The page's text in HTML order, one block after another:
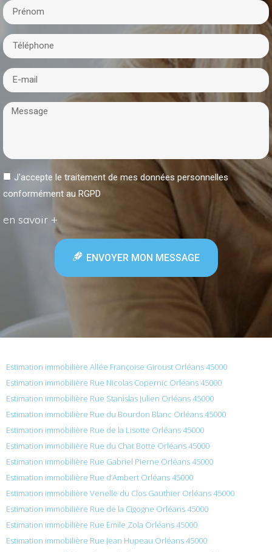
J'accepte le traitement de mes données personnelles
conformément au RGPD
en savoir +
ENVOYER MON MESSAGE
Estimation immobilière Allée Françoise Giroust Orléans 45000
Estimation immobilière Rue Nicolas Copernic Orléans 45000
Estimation immobilière Rue Stanislas Julien Orléans 45000
Estimation immobilière Rue du Bourdon Blanc Orléans 45000
Estimation immobilière Rue de la Lisotte Orléans 45000
Estimation immobilière Rue du Chat Botte Orléans 45000
Estimation immobilière Rue Gabriel Pierne Orléans 45000
Estimation immobilière Rue d’Ambert Orléans 45000
Estimation immobilière Venelle du Clos Gauthier Orléans 45000
Estimation immobilière Rue de la Cigogne Orléans 45000
Estimation immobilière Rue Émile Zola Orléans 45000
Estimation immobilière Rue Jean Hupeau Orléans 45000